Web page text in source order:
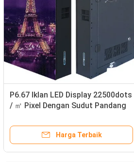
P6.67 Iklan LED Display 22500dots
/ ㎡ Pixel Dengan Sudut Pandang
Harga Terbaik